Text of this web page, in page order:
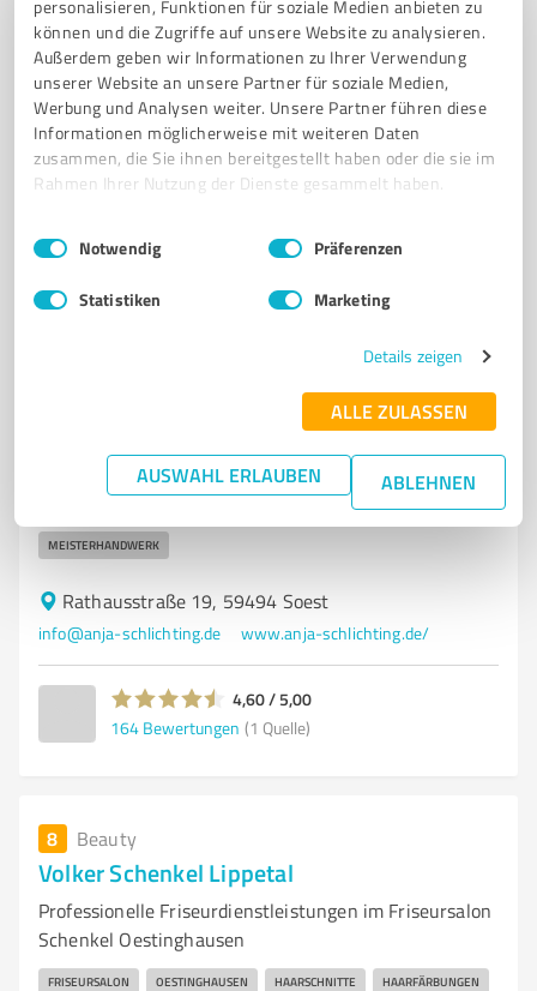
personalisieren, Funktionen für soziale Medien anbieten zu
können und die Zugriffe auf unsere Website zu analysieren.
Außerdem geben wir Informationen zu Ihrer Verwendung
unserer Website an unsere Partner für soziale Medien,
Werbung und Analysen weiter. Unsere Partner führen diese
Informationen möglicherweise mit weiteren Daten
zusammen, die Sie ihnen bereitgestellt haben oder die sie im
Rahmen Ihrer Nutzung der Dienste gesammelt haben.
Impressum Datenschutzbestimmungen
Einwilligungsauswahl
Notwendig Präferenzen
Statistiken Marketing
Details zeigen
ALLE ZULASSEN
AUSWAHL ERLAUBEN ABLEHNEN
WOHLFÜHLATMOSPHÄRE
Wiesenstraße 3, 59494 Soest
info@luilei-soest.de www.luilei-soest.de/
4,70 / 5,00
136 Bewertungen (1 Quelle)
7 Beauty
Friseursalon Anja Schlichting - Ihr Experte für
FRISEURTEAM SOEST ONLINE-TERMINBUCHUNG
KUNDENSERVICE
MEISTERHANDWERK
Rathausstraße 19, 59494 Soest
info@anja-schlichting.de www.anja-schlichting.de/
4,60 / 5,00
164 Bewertungen (1 Quelle)
8 Beauty
Volker Schenkel Lippetal
Professionelle Friseurdienstleistungen im Friseursalon
Schenkel Oestinghausen
FRISEURSALON OESTINGHAUSEN HAARSCHNITTE HAARFÄRBUNGEN